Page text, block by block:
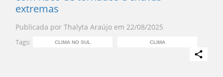
extremas
Publicada por Thalyta Araújo em 22/08/2025
Tags: CLIMA NO SUL CLIMA